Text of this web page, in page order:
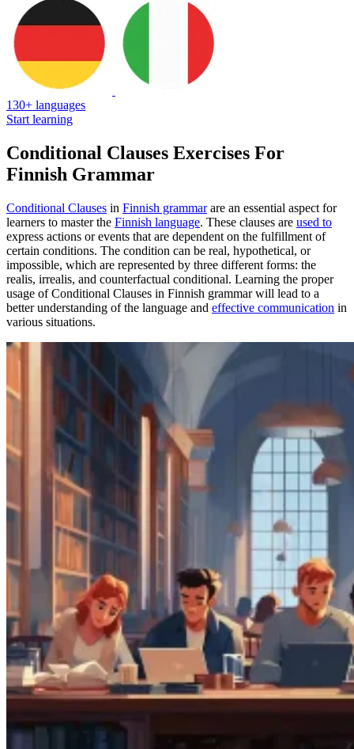
130+ languages
Start learning
Conditional Clauses Exercises For
Finnish Grammar
Conditional Clauses in Finnish grammarare an essential aspect for
learners to master the Finnish language. These clauses are used to
express actions or events that are dependent on the fulfillment of
certain conditions. The condition can be real, hypothetical, or
impossible, which are represented by three different forms: the
realis, irrealis, and counterfactual conditional. Learning the proper
usage of Conditional Clauses in Finnish grammar will lead to a
better understanding of the language and effective communication in
various situations.